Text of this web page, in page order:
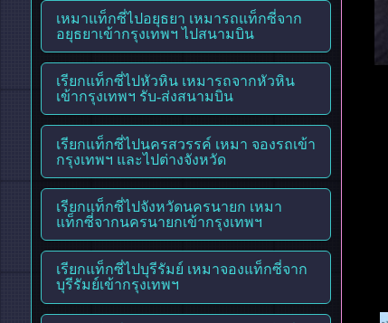
เหมาแท็กซี่ไปอยุธยา เหมารถแท็กซี่จาก
อยุธยาเข้ากรุงเทพฯ ไปสนามบิน
เรียกแท็กซี่ไปหัวหิน เหมารถจากหัวหิน
เข้ากรุงเทพฯ รับ-ส่งสนามบิน
เรียกแท็กซี่ไปนครสวรรค์ เหมา จองรถเข้า
กรุงเทพฯ และไปต่างจังหวัด
เรียกแท็กซี่ไปจังหวัดนครนายก เหมา
แท็กซี่จากนครนายกเข้ากรุงเทพฯ
เรียกแท็กซี่ไปบุรีรัมย์ เหมาจองแท็กซี่จาก
บุรีรัมย์เข้ากรุงเทพฯ